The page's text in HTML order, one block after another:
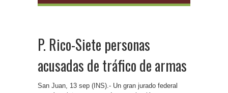
P. Rico-Siete personas
acusadas de tráfico de armas
San Juan, 13 sep (INS).- Un gran jurado federal